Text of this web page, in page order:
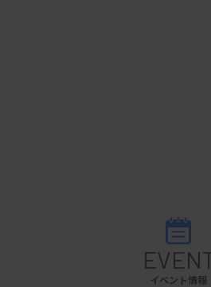
イベント情報